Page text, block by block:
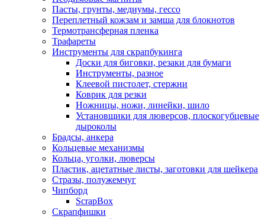
Пасты, грунты, медиумы, гессо
Переплетный кожзам и замша для блокнотов
Термотрансферная пленка
Трафареты
Инструменты для скрапбукинга
Доски для биговки, резаки для бумаги
Инструменты, разное
Клеевой пистолет, стержни
Коврик для резки
Ножницы, ножи, линейки, шило
Установщики для люверсов, плоскогубцевые
дыроколы
Брадсы, анкера
Кольцевые механизмы
Кольца, уголки, люверсы
Пластик, ацетатные листы, заготовки для шейкера
Стразы, полужемчуг
Чипборд
ScrapBox
Скрапфишки